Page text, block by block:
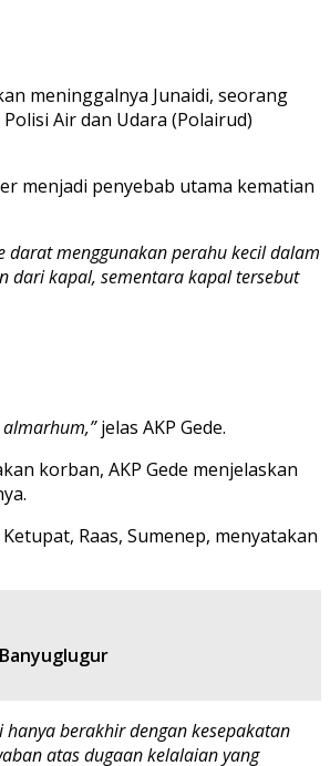
meninggalnya Junaidi, seorang
Air dan Udara (Polairud)
menjadi penyebab utama kematian
darat menggunakan perahu kecil dalam
dari kapal, sementara kapal tersebut
jelas AKP Gede.
korban, AKP Gede menjelaskan
Raas, Sumenep, menyatakan
berakhir dengan kesepakatan
atas dugaan kelalaian yang